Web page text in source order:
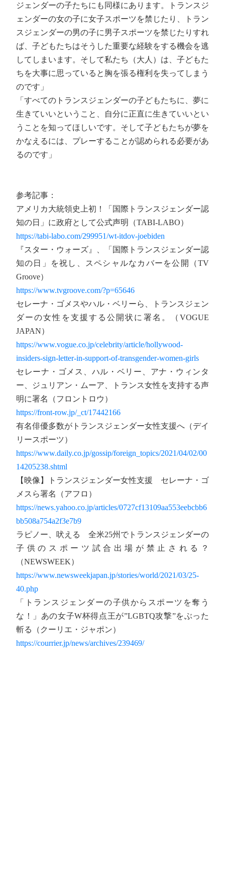
ジェンダーの子たちにも同様にあります。トランスジ
ェンダーの女の子に女子スポーツを禁じたり、トラン
スジェンダーの男の子に男子スポーツを禁じたりすれ
ば、子どもたちはそうした重要な経験をする機会を逃
してしまいます。そして私たち（大人）は、子どもた
ちを大事に思っていると胸を張る権利を失ってしまう
のです」
「すべてのトランスジェンダーの子どもたちに、夢に
生きていいということ、自分に正直に生きていいとい
うことを知ってほしいです。そして子どもたちが夢を
かなえるには、プレーすることが認められる必要があ
るのです」
参考記事：
アメリカ大統領史上初！「国際トランスジェンダー認
知の日」に政府として公式声明（TABI-LABO）
https://tabi-labo.com/299951/wt-itdov-joebiden
『スター・ウォーズ』、「国際トランスジェンダー認
知の日」を祝し、スペシャルなカバーを公開（TV
Groove）
https://www.tvgroove.com/?p=65646
セレーナ・ゴメスやハル・ベリーら、トランスジェン
ダーの女性を支援する公開状に署名。（VOGUE
JAPAN）
https://www.vogue.co.jp/celebrity/article/hollywood-
insiders-sign-letter-in-support-of-transgender-women-girls
セレーナ・ゴメス、ハル・ベリー、アナ・ウィンタ
ー、ジュリアン・ムーア、トランス女性を支持する声
明に署名（フロントロウ）
https://front-row.jp/_ct/17442166
有名俳優多数がトランスジェンダー女性支援へ（デイ
リースポーツ）
https://www.daily.co.jp/gossip/foreign_topics/2021/04/02/00
14205238.shtml
【映像】トランスジェンダー女性支援 セレーナ・ゴ
メスら署名（アフロ）
https://news.yahoo.co.jp/articles/0727cf13109aa553eebcbb6
bb508a754a2f3e7b9
ラピノー、吠える 全米25州でトランスジェンダーの
子供のスポーツ試合出場が禁止される？
（NEWSWEEK）
https://www.newsweekjapan.jp/stories/world/2021/03/25-
40.php
「トランスジェンダーの子供からスポーツを奪う
な！」あの女子W杯得点王が”LGBTQ攻撃”をぶった
斬る（クーリエ・ジャポン）
https://courrier.jp/news/archives/239469/